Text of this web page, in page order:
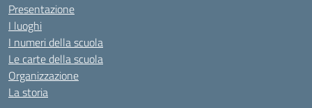
Presentazione
I luoghi
I numeri della scuola
Le carte della scuola
Organizzazione
La storia